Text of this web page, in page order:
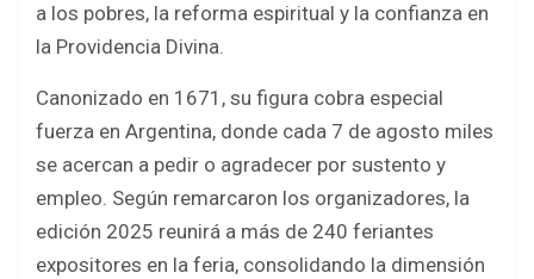
a los pobres, la reforma espiritual y la confianza en
la Providencia Divina.
Canonizado en 1671, su figura cobra especial
fuerza en Argentina, donde cada 7 de agosto miles
se acercan a pedir o agradecer por sustento y
empleo. Según remarcaron los organizadores, la
edición 2025 reunirá a más de 240 feriantes
expositores en la feria, consolidando la dimensión